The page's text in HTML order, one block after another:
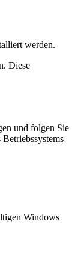
werden.
Diese
und folgen Sie
Windows